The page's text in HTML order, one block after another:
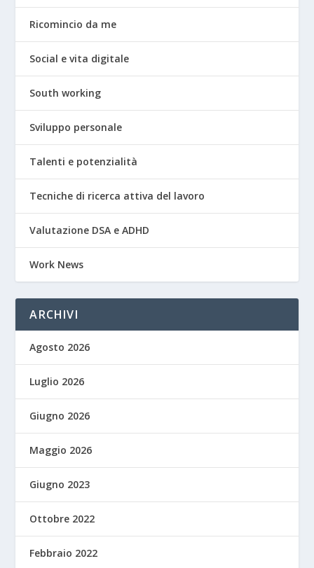
Ricomincio da me
Social e vita digitale
South working
Sviluppo personale
Talenti e potenzialità
Tecniche di ricerca attiva del lavoro
Valutazione DSA e ADHD
Work News
ARCHIVI
Agosto 2026
Luglio 2026
Giugno 2026
Maggio 2026
Giugno 2023
Ottobre 2022
Febbraio 2022